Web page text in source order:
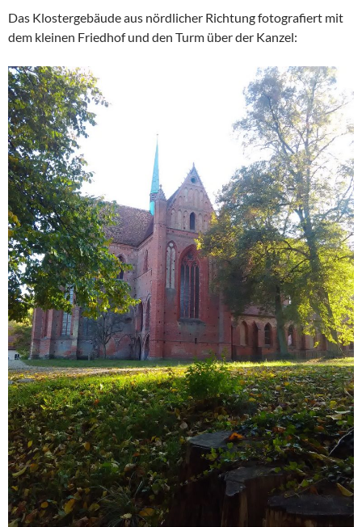
Das Klostergebäude aus nördlicher Richtung fotografiert mit
dem kleinen Friedhof und den Turm über der Kanzel: